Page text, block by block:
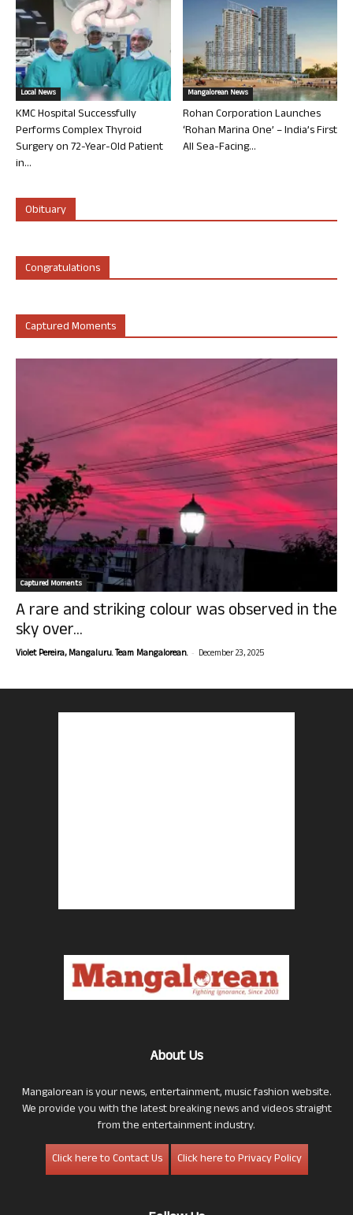
Local News
KMC Hospital Successfully
Performs Complex Thyroid
Surgery on 72-Year-Old Patient
in...
Mangalorean News
Rohan Corporation Launches
‘Rohan Marina One’ – India’s First
All Sea-Facing...
Obituary
Congratulations
Captured Moments
Captured Moments
A rare and striking colour was observed in the
sky over...
Violet Pereira, Mangaluru. Team Mangalorean. - December 23, 2025
About Us
Mangalorean is your news, entertainment, music fashion website.
We provide you with the latest breaking news and videos straight
from the entertainment industry.
Click here to Contact Us
Click here to Privacy Policy